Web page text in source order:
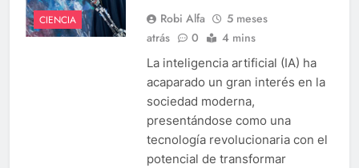
CIENCIA Robi Alfa
5 meses
atrás
0 4 mins
La inteligencia artificial (IA) ha
acaparado un gran interés en la
sociedad moderna,
presentándose como una
tecnología revolucionaria con el
potencial de transformar